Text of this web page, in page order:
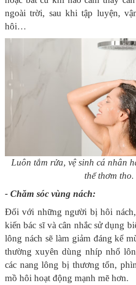
ngoài trời, sau khi tập luyện,
Luôn tắm rửa, vệ sinh cá nhân
thể thơm tho.
‏- Chăm sóc vùng nách:
kiến bác sĩ và cân nhắc sử dụng
lông nách sẽ làm giảm đáng kể
thường xuyên dùng nhíp nhổ
các nang lông bị thương tổn,